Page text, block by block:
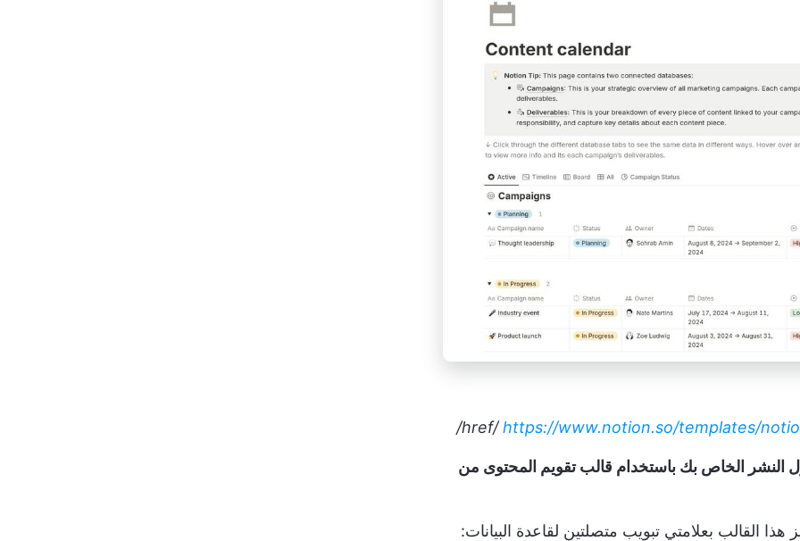
https://www.notion.so/templates/
النشر الخاص بك باستخدام قالب تقويم المحتوى من
القالب بعلامتي تبويب متصلتين لقاعدة البيانات: